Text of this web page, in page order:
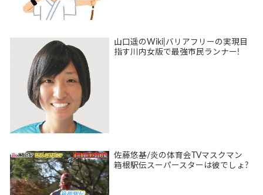
山口遥のWiki|バリアフリーの実現目
指す川内女版で最強市民ランナー!
佐藤悠基/炎の体育会TVマスクマン
箱根駅伝スーパースターは彼でしょ?